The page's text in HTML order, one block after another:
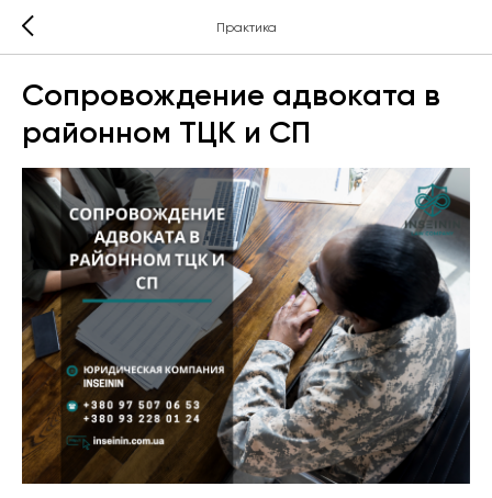
Практика
Сопровождение адвоката в
районном ТЦК и СП